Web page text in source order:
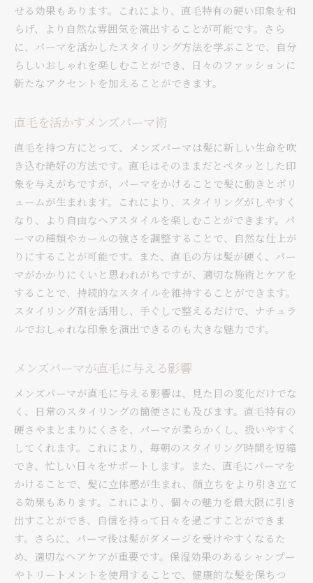
せる効果もあります。これにより、直毛特有の硬い印象を和
らげ、より自然な雰囲気を演出することが可能です。さら
に、パーマを活かしたスタイリング方法を学ぶことで、自分
らしいおしゃれを楽しむことができ、日々のファッションに
新たなアクセントを加えることができます。
直毛を活かすメンズパーマ術
直毛を持つ方にとって、メンズパーマは髪に新しい生命を吹
き込む絶好の方法です。直毛はそのままだとペタッとした印
象を与えがちですが、パーマをかけることで髪に動きとボリ
ュームが生まれます。これにより、スタイリングがしやすく
なり、より自由なヘアスタイルを楽しむことができます。パ
ーマの種類やカールの強さを調整することで、自然な仕上が
りにすることが可能です。また、直毛の方は髪が硬く、パー
マがかかりにくいと思われがちですが、適切な施術とケアを
することで、持続的なスタイルを維持することができます。
スタイリング剤を活用し、手ぐしで整えるだけで、ナチュラ
ルでおしゃれな印象を演出できるのも大きな魅力です。
メンズパーマが直毛に与える影響
メンズパーマが直毛に与える影響は、見た目の変化だけでな
く、日常のスタイリングの簡便さにも及びます。直毛特有の
硬さやまとまりにくさを、パーマが柔らかくし、扱いやすく
してくれます。これにより、毎朝のスタイリング時間を短縮
でき、忙しい日々をサポートします。また、直毛にパーマを
かけることで、髪に立体感が生まれ、顔立ちをより引き立て
る効果もあります。これにより、個々の魅力を最大限に引き
出すことができ、自信を持って日々を過ごすことができま
す。さらに、パーマ後は髪がダメージを受けやすくなるた
め、適切なヘアケアが重要です。保湿効果のあるシャンプー
やトリートメントを使用することで、健康的な髪を保ちつ